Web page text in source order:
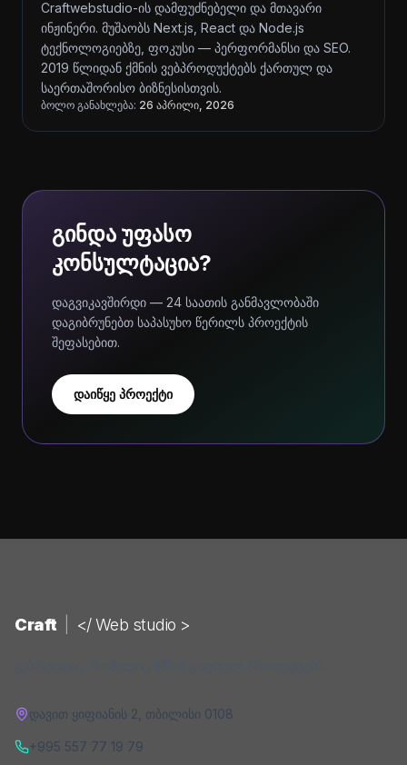
Craftwebstudio-ის დამფუძნებელი და მთავარი
ინჟინერი. მუშაობს Next.js, React და Node.js
ტექნოლოგიებზე, ფოკუსი — პერფორმანსი და SEO.
2019 წლიდან ქმნის ვებპროდუქტებს ქართულ და
საერთაშორისო ბიზნესისთვის.
ბოლო განახლება: 26 აპრილი, 2026
გინდა უფასო
კონსულტაცია?
დაგვიკავშირდი — 24 საათის განმავლობაში
დაგიბრუნებთ საპასუხო წერილს პროექტის
შეფასებით.
დაიწყე პროექტი
Craft </ Web studio >
დავით ყიფიანის 2 თბილისი 0108
+995 557 77 19 79